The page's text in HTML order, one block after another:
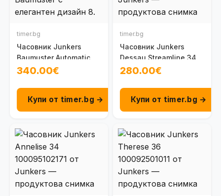
timer.bg
Часовник Junkers
Baumuster Automatic
100095201060
340.00€
Купи от timer.bg →
timer.bg
Часовник Junkers
Dessau Streamline 34
100095101030
280.00€
Купи от timer.bg →